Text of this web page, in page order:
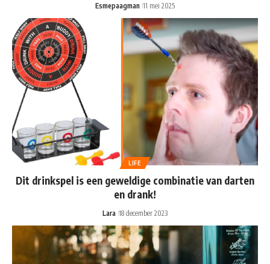
Esmepaagman 11 mei 2025
LIFE
Dit drinkspel is een geweldige combinatie van darten
en drank!
Lara 18 december 2023